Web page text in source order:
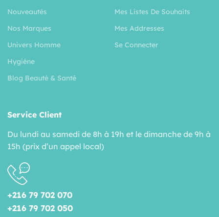
Nouveautés
Nos Marques
Univers Homme
Hygiéne
Blog Beauté & Santé
Mes Listes De Souhaits
Mes Addresses
Se Connecter
Service Client
Du lundi au samedi de 8h à 19h et le dimanche de 9h à
15h (prix d’un appel local)
+216 79 702 070
+216 79 702 050